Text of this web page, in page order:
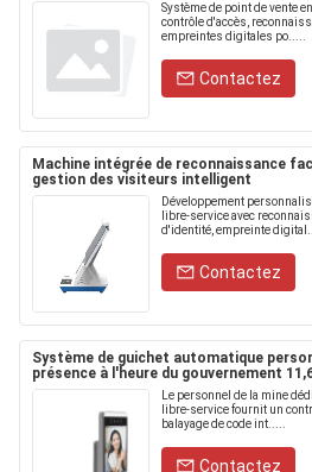
Système de point de vente
contrôle d'accès,
empreintes digitales po.....
Contactez
Machine intégrée de reconnaissance
gestion des visiteurs intelligent
Développement
libre-service avec
d'identité, empreinte
Contactez
Système de guichet automatique
présence à l'heure du gouvernement
Le personnel de la mine
libre-service fournit un
balayage de code int.....
Contactez